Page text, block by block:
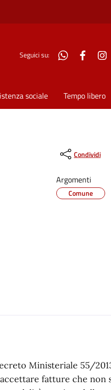
Seguici su: WhatsApp
sociale Tempo libero
Condividi
Argomenti
Comune
Ministeriale 55/
fatture che non